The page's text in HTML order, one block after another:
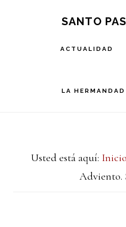
SANTO
ACTUALIDAD
LA HERMANDAD
Usted está aquí: Inicio
Adviento.